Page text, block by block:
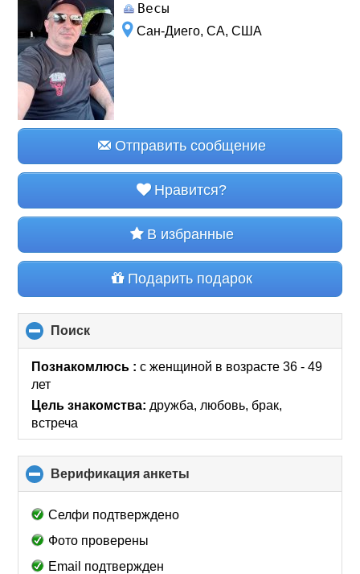
Весы
Сан-Диего, CA, США
Отправить сообщение
Нравится?
В избранные
Подарить подарок
Поиск
to
collapse
Познакомлюсь :с женщиной в возрасте 36 - 49
лет
Цель знакомства: дружба, любовь, брак,
встреча
Верификация анкеты
to
Селфи подтверждено
Фото проверены
Email подтвержден